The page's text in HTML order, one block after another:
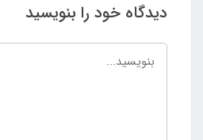
دیدگاه خود را بنویسید